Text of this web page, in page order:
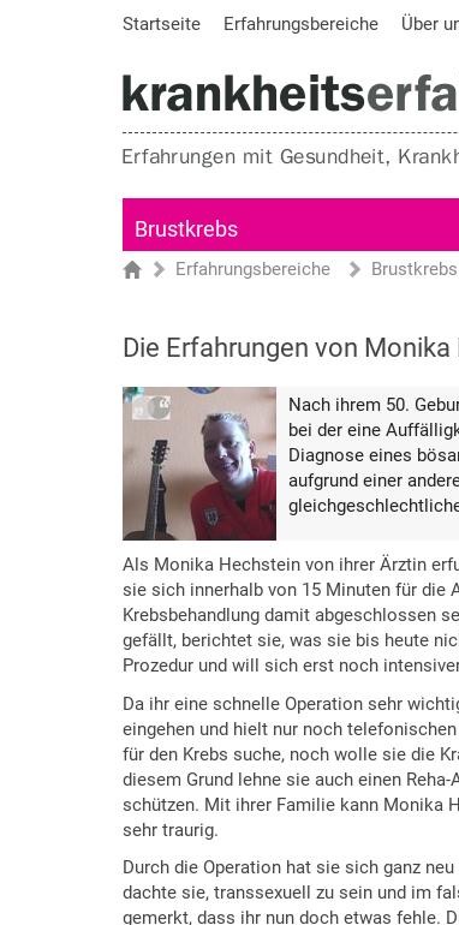
Startseite Erfahrungsbereiche Über
Brustkrebs
Sie sind hier
StartseiteErfahrungsbereiche Brustkrebs
Die Erfahrungen von
Nach ihrem 50.
bei der eine
Diagnose eines
aufgrund einer
Als Monika Hechstein von ihrer Ärztin
sie sich innerhalb von 15 Minuten für die
Krebsbehandlung damit abgeschlossen
gefällt, berichtet sie, was sie bis heute
Prozedur und will sich erst noch
Da ihr eine schnelle Operation sehr
eingehen und hielt nur noch
für den Krebs suche, noch wolle sie die
diesem Grund lehne sie auch einen
schützen. Mit ihrer Familie kann Monika
sehr traurig.
Durch die Operation hat sie sich ganz
dachte sie, transsexuell zu sein und im
gemerkt, dass ihr nun doch etwas fehle.